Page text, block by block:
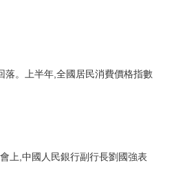
落。上半年,全國居民消費價格指數
上,中國人民銀行副行長劉國強表